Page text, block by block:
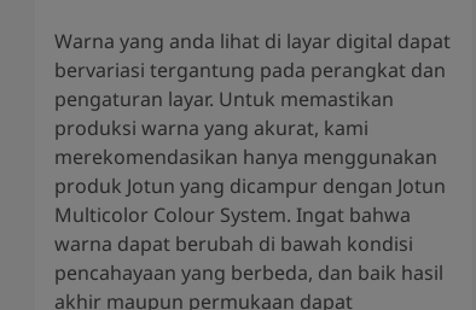
Warna yang anda lihat di layar digital dapat
bervariasi tergantung pada perangkat dan
pengaturan layar. Untuk memastikan
produksi warna yang akurat, kami
merekomendasikan hanya menggunakan
produk Jotun yang dicampur dengan Jotun
Multicolor Colour System. Ingat bahwa
warna dapat berubah di bawah kondisi
pencahayaan yang berbeda, dan baik hasil
akhir maupun permukaan dapat